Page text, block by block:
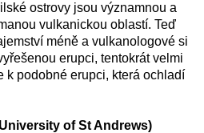
ostrovy jsou významnou a
vulkanickou oblastí. Teď
méně a vulkanologové si
erupci, tentokrát velmi
k podobné erupci, která ochladí
of St Andrews)